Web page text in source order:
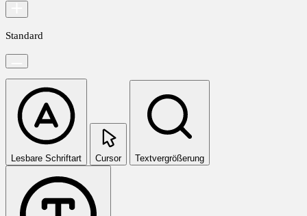
Standard
Lesbare Schriftart Cursor Textvergrößerung